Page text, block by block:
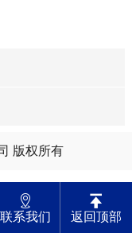
版权所有
联系我们 返回顶部